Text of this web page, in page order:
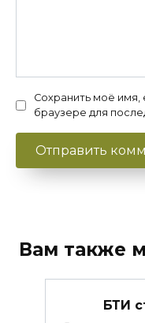
Сохранить моё имя,
браузере для
Вам также
БТИ